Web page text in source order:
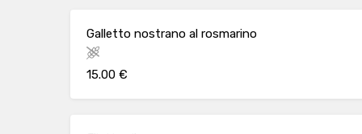
Galletto nostrano al rosmarino
15.00 €